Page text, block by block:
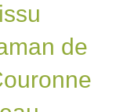
de